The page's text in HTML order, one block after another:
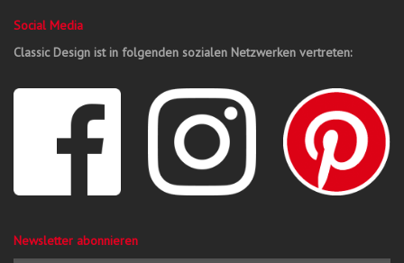
Social Media
Classic Design ist in folgenden sozialen Netzwerken vertreten:
Newsletter abonnieren